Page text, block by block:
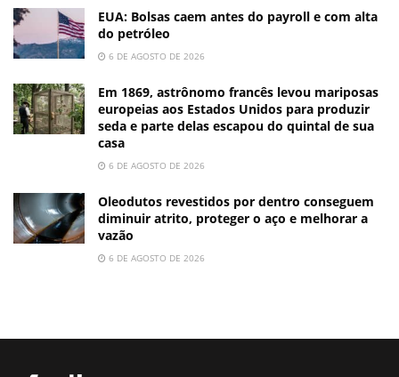
EUA: Bolsas caem antes do payroll e com alta
do petróleo
6 DE AGOSTO DE 2026
Em 1869, astrônomo francês levou mariposas
europeias aos Estados Unidos para produzir
seda e parte delas escapou do quintal de sua
casa
6 DE AGOSTO DE 2026
Oleodutos revestidos por dentro conseguem
diminuir atrito, proteger o aço e melhorar a
vazão
6 DE AGOSTO DE 2026